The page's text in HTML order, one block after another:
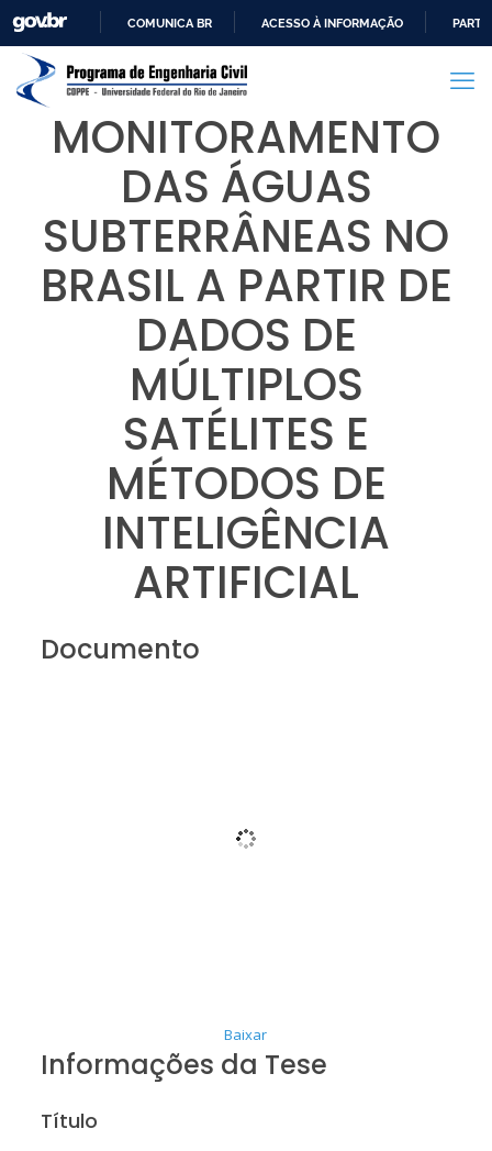
PARA
CONTEÚDO
COMUNICA BR ACESSO À INFORMAÇÃO
MONITORAMENTO
DAS ÁGUAS
SUBTERRÂNEAS NO
BRASIL A PARTIR DE
DADOS DE
MÚLTIPLOS
SATÉLITES E
MÉTODOS DE
INTELIGÊNCIA
ARTIFICIAL
Documento
Baixar
Informações da Tese
Título